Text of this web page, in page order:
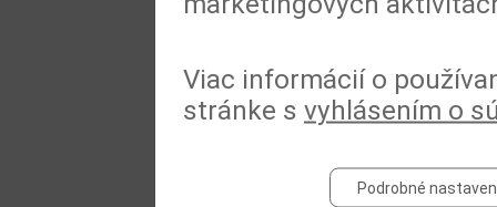
Viac informácií o
stránke s vyhlásením o
Podrobné